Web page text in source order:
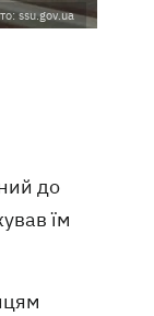
ssu.gov.ua
до
їм